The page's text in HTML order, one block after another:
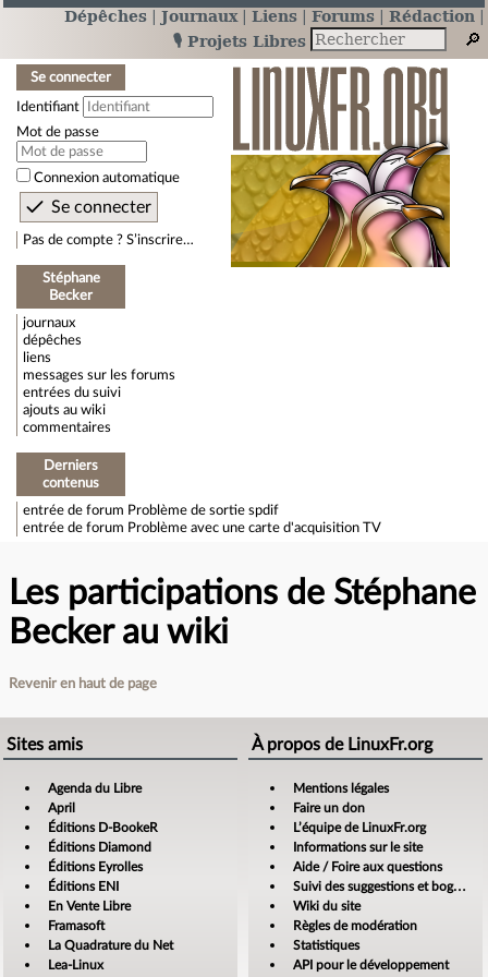
Dépêches Journaux Liens Forums
Rédaction
🎙️ Projets Libres
Se connecter
Identifiant
Mot de passe
Connexion automatique
Pas de compte ? S’inscrire…
Stéphane
Becker
journaux
dépêches
liens
messages sur les forums
entrées du suivi
ajouts au wiki
commentaires
Derniers
contenus
entrée de forum Problème de sortie spdif
entrée de forum Problème avec une carte d'acquisition TV
Les participations de Stéphane
Becker au wiki
Revenir en haut de page
Sites amis
Agenda du Libre
April
Éditions D-BookeR
Éditions Diamond
Éditions Eyrolles
Éditions ENI
En Vente Libre
Framasoft
La Quadrature du Net
Lea-Linux
À propos de LinuxFr.org
Mentions légales
Faire un don
L’équipe de LinuxFr.org
Informations sur le site
Aide / Foire aux questions
Suivi des suggestions et bogues
Wiki du site
Règles de modération
Statistiques
API pour le développement